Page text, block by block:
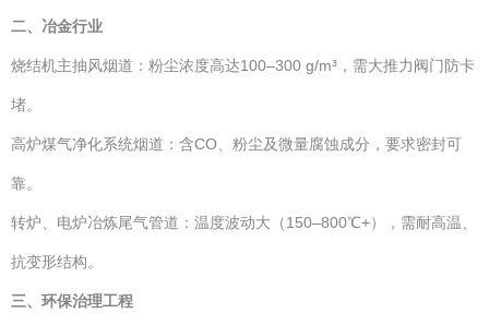
二、冶金行业
烧结机主抽风烟道：粉尘浓度高达100–300 g/m³，需大推力阀门防卡
堵。
高炉煤气净化系统烟道：含CO、粉尘及微量腐蚀成分，要求密封可
靠。
转炉、电炉冶炼尾气管道：温度波动大（150–800℃+），需耐高温、
抗变形结构。
三、环保治理工程